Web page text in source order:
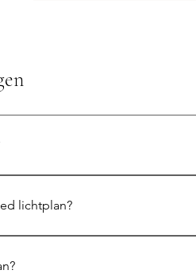
tussen sfeer,
lichtplan?
en accentverlichting.